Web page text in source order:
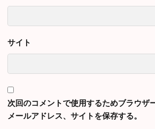
サイト
次回のコメントで使用するためブラウザ
メールアドレス、サイトを保存する。